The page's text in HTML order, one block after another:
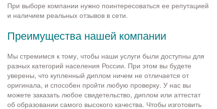
При выборе компании нужно поинтересоваться ее репутацией
и наличием реальных отзывов в сети.
Преимущества нашей компании
Мы стремимся к тому, чтобы наши услуги были доступны для
разных категорий населения России. При этом вы будете
уверены, что купленный диплом ничем не отличается от
оригинала, и способен пройти любую проверку. У нас вы
можете заказать любое свидетельство, диплом или аттестат
об образовании самого высокого качества. Чтобы изготовить